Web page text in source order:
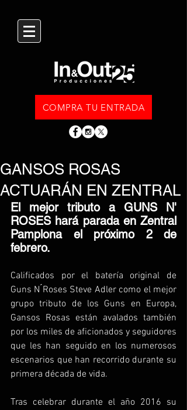
COMPRA TU ENTRADA
GANSOS ROSAS
ACTUARÁN EN ZENTRAL
El mejor tributo a GUNS N'
ROSES hará parada en Zentral
Pamplona el próximo 2 de
febrero.
Calificados por el batería original de
Guns N ́Roses Steve Adler como el mejor
grupo tributo de los Guns en Europa,
Gansos Rosas están avalados también
por los miles de aficionados y seguidores
que les han seguido en los numerosos
escenarios que han recorrido durante su
primera década de vida.
Tras celebrar durante el año 2016 su